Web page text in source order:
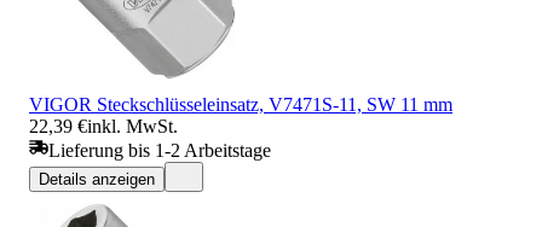
VIGOR Steckschlüsseleinsatz, V7471S-11, SW 11 mm
22,39 €inkl. MwSt.
Lieferung bis 1-2 Arbeitstage
Details anzeigen